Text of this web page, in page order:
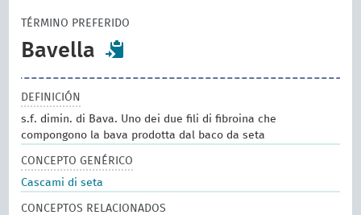
TÉRMINO PREFERIDO
Bavella
DEFINICIÓN
s.f. dimin. di Bava. Uno dei due fili di fibroina che
compongono la bava prodotta dal baco da seta
CONCEPTO GENÉRICO
Cascami di seta
CONCEPTOS RELACIONADOS